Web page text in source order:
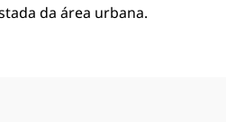
da área urbana.